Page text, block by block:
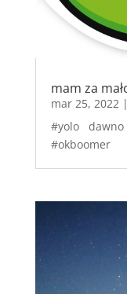
mam za
mar 25, 2022|
#yolo dawno
#okboomer